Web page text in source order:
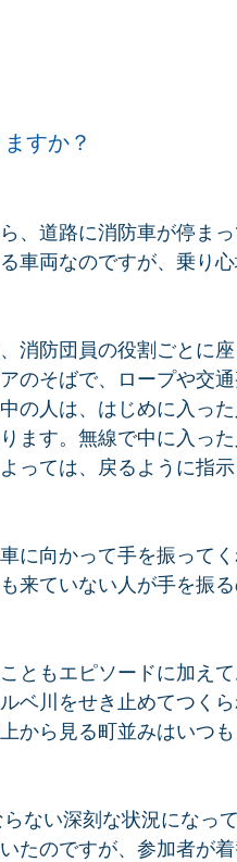
すか？
、道路に消防車が停ま
車両なのですが、乗り
消防団員の役割ごとに
のそばで、ロープや交
の人は、はじめに入っ
ます。無線で中に入っ
っては、戻るように指
に向かって手を振って
来ていない人が手を振
ともエピソードに加え
ベ川をせき止めてつく
から見る町並みはいつ
ない深刻な状況になっ
たのですが、参加者が